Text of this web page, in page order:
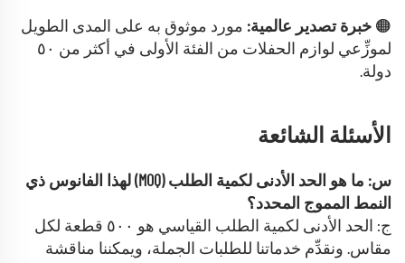
🟠 خبرة تصدير عالمية: مورد موثوق به على المدى الطويل
لموزِّعي لوازم الحفلات من الفئة الأولى في أكثر من ٥٠
دولة.
الأسئلة الشائعة
س: ما هو الحد الأدنى لكمية الطلب (MOQ) لهذا الفانوس ذي
النمط المموج المحدد؟
ج: الحد الأدنى لكمية الطلب القياسي هو ٥٠٠ قطعة لكل
مقاس. ونقدِّم خدماتنا للطلبات الجملة، ويمكننا مناقشة